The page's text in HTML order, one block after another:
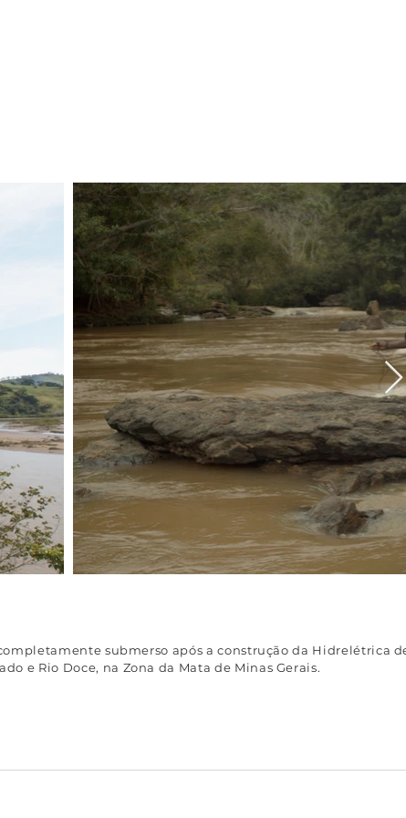
submerso após a construção da Hidrelétrica
e Rio Doce, na Zona da Mata de Minas Gerais.